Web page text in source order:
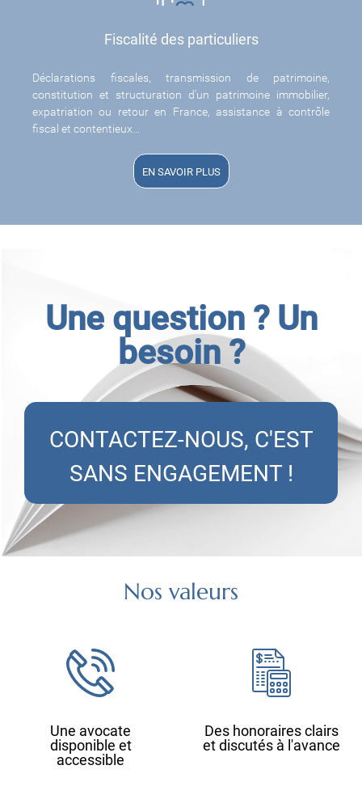
Fiscalité des particuliers
Déclarations fiscales, transmission de patrimoine,
constitution et structuration d'un patrimoine immobilier,
expatriation ou retour en France, assistance à contrôle
fiscal et contentieux...
EN SAVOIR PLUS
Une question ? Un
besoin ?
CONTACTEZ-NOUS, C'EST
SANS ENGAGEMENT !
Nos valeurs
Une avocate
disponible et
accessible
Des honoraires clairs
et discutés à l'avance